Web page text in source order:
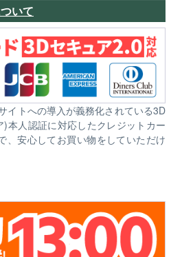
いて
イトへの導入が義務化されている3D
本人認証に対応したクレジットカー
、安心してお買い物をしていただけ